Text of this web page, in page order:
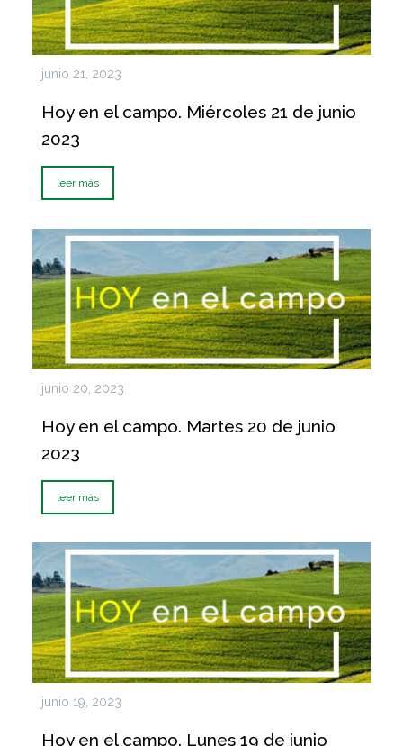
junio 21, 2023
Hoy en el campo. Miércoles 21 de junio
2023
leer más
junio 20, 2023
Hoy en el campo. Martes 20 de junio
2023
leer más
junio 19, 2023
Hoy en el campo. Lunes 19 de junio